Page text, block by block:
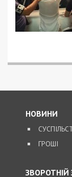
НОВИНИ
ГРОШІ
ЗВОРОТНІЙ